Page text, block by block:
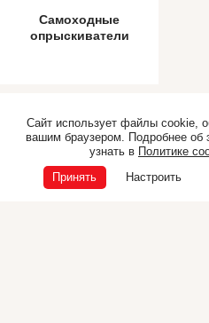
Самоходные
опрыскиватели
Самоходная техника
Коммунальная техника
Дополнительное
Сайт использует файлы cookie,
вашим браузером. Подробнее об
узнать в Политике
Принять
Настроить